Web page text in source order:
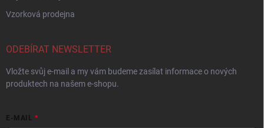
Vzorková prodejna
ODEBÍRAT NEWSLETTER
Vložte svůj e-mail a my vám budeme zasílat informace o nových
produktech na našem e-shopu.
E-MAIL